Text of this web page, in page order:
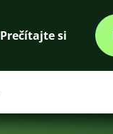
Prečítajte si